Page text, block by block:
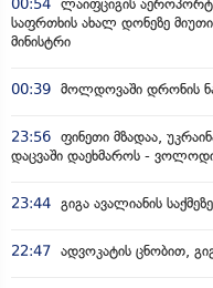
00:54 ლაიფციგის
საფრთხის ახალ დონეზე
მინისტრი
00:39 მოლდოვაში დრონის
23:56 ფინეთი მზადაა,
დაცვაში დაეხმაროს -
23:44 გიგა ავალიანის
22:47 ადვოკატის ცნობით,